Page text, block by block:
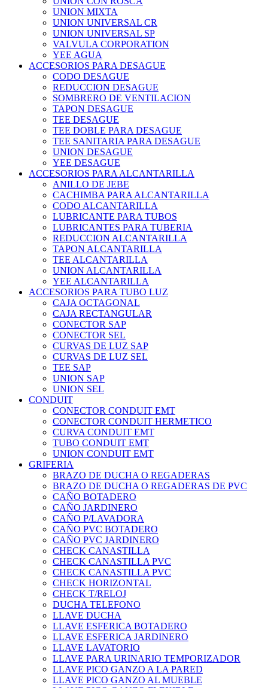
UNION MIXTA
UNION UNIVERSAL CR
UNION UNIVERSAL SP
VALVULA CORPORATION
YEE AGUA
ACCESORIOS PARA DESAGUE
CODO DESAGUE
REDUCCION DESAGUE
SOMBRERO DE VENTILACION
TAPON DESAGUE
TEE DESAGUE
TEE DOBLE PARA DESAGUE
TEE SANITARIA PARA DESAGUE
UNION DESAGUE
YEE DESAGUE
ACCESORIOS PARA ALCANTARILLA
ANILLO DE JEBE
CACHIMBA PARA ALCANTARILLA
CODO ALCANTARILLA
LUBRICANTE PARA TUBOS
LUBRICANTES PARA TUBERIA
REDUCCION ALCANTARILLA
TAPON ALCANTARILLA
TEE ALCANTARILLA
UNION ALCANTARILLA
YEE ALCANTARILLA
ACCESORIOS PARA TUBO LUZ
CAJA OCTAGONAL
CAJA RECTANGULAR
CONECTOR SAP
CONECTOR SEL
CURVAS DE LUZ SAP
CURVAS DE LUZ SEL
TEE SAP
UNION SAP
UNION SEL
CONDUIT
CONECTOR CONDUIT EMT
CONECTOR CONDUIT HERMETICO
CURVA CONDUIT EMT
TUBO CONDUIT EMT
UNION CONDUIT EMT
GRIFERIA
BRAZO DE DUCHA O REGADERAS
BRAZO DE DUCHA O REGADERAS DE PVC
CAÑO BOTADERO
CAÑO JARDINERO
CAÑO P/LAVADORA
CAÑO PVC BOTADERO
CAÑO PVC JARDINERO
CHECK CANASTILLA
CHECK CANASTILLA PVC
CHECK CANASTILLA PVC
CHECK HORIZONTAL
CHECK T/RELOJ
DUCHA TELEFONO
LLAVE DUCHA
LLAVE ESFERICA BOTADERO
LLAVE ESFERICA JARDINERO
LLAVE LAVATORIO
LLAVE PARA URINARIO TEMPORIZADOR
LLAVE PICO GANZO A LA PARED
LLAVE PICO GANZO AL MUEBLE